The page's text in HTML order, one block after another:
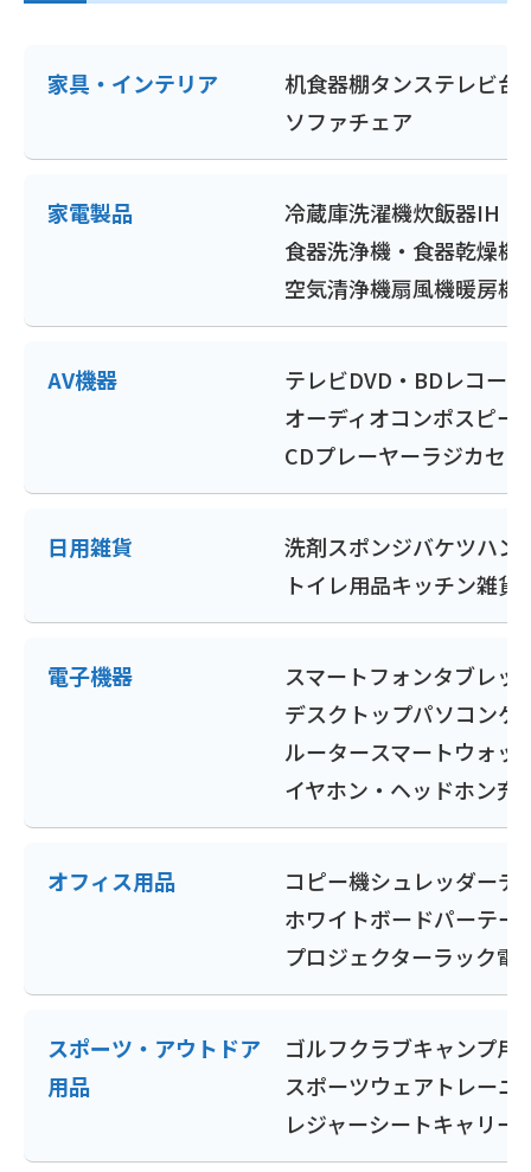
家具・インテリア 机食器棚タンステレビ台
ソファチェア
家電製品 冷蔵庫洗濯機炊飯器IH・
食器洗浄機・食器乾燥機
空気清浄機扇風機暖房機
AV機器 テレビDVD・BDレコー
オーディオコンポスピー
CDプレーヤーラジカセ
日用雑貨 洗剤スポンジバケツハン
トイレ用品キッチン雑貨
電子機器 スマートフォンタブレッ
デスクトップパソコンゲ
ルータースマートウォッ
イヤホン・ヘッドホン充
オフィス用品 コピー機シュレッダーデ
ホワイトボードパーテー
プロジェクターラック電
スポーツ・アウトドア
用品
ゴルフクラブキャンプ用
スポーツウェア トレーニ
レジャーシートキャリー